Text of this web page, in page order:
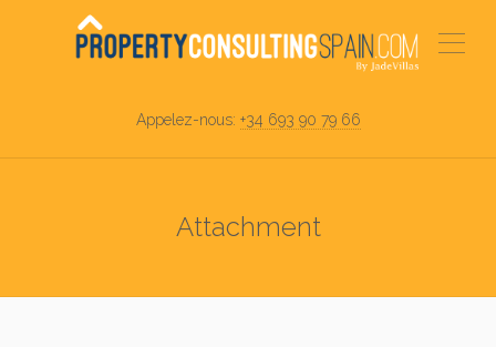
Appelez-nous: +34 693 90 79 66
Attachment